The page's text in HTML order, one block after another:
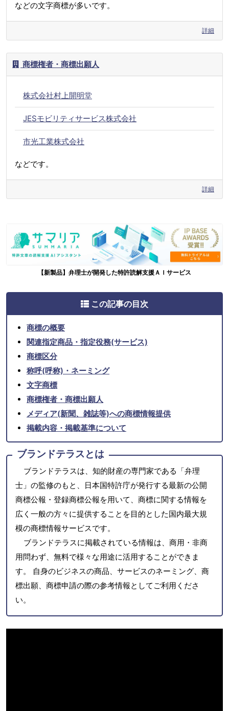
などの文字商標が多いです。
詳細
商標権者・商標出願人
株式会社村上開明堂
JESモビリティサービス株式会社
市光工業株式会社
などです。
詳細
【新製品】弁理士が開発した特許読解支援ＡＩサービス
この記事の目次
商標の概要
関連指定商品・指定役務(サービス)
商標区分
称呼(呼称)・ネーミング
文字商標
商標権者・商標出願人
メディア(新聞、雑誌等)への商標情報提供
掲載内容・掲載基準について
ブランドテラスとは
ブランドテラスは、知的財産の専門家である「弁理
士」の監修のもと、日本国特許庁が発行する最新の公開
商標公報・登録商標公報を用いて、商標に関する情報を
広く一般の方々に提供することを目的とした国内最大規
模の商標情報サービスです。
ブランドテラスに掲載されている情報は、商用・非商
用問わず、無料で様々な用途に活用することができま
す。 自身のビジネスの商品、サービスのネーミング、商
標出願、商標申請の際の参考情報としてご利用くださ
い。